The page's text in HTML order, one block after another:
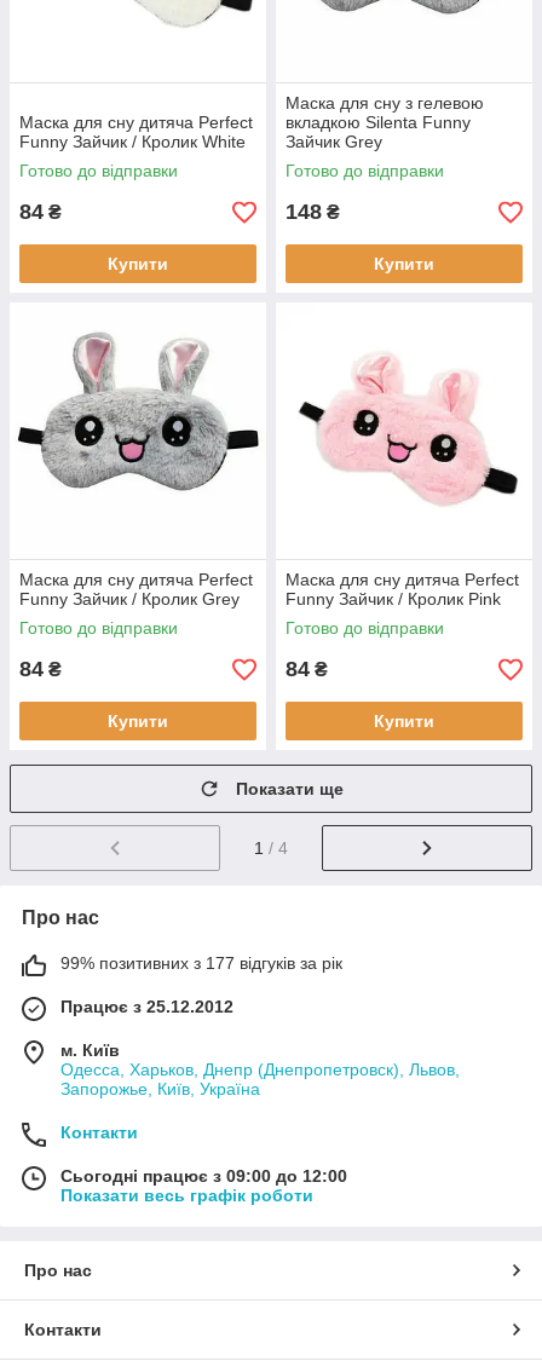
Маска для сну дитяча Perfect
Funny Зайчик / Кролик White
Готово до відправки
84 ₴
Купити
Маска для сну з гелевою
вкладкою Silenta Funny
Зайчик Grey
Готово до відправки
148 ₴
Купити
Маска для сну дитяча Perfect
Funny Зайчик / Кролик Grey
Готово до відправки
84 ₴
Купити
Маска для сну дитяча Perfect
Funny Зайчик / Кролик Pink
Готово до відправки
84 ₴
Купити
Показати ще
1 / 4
Про нас
99% позитивних з 177 відгуків за рік
Працює з 25.12.2012
м. Київ
Одесса, Харьков, Днепр (Днепропетровск), Львов,
Запорожье, Київ, Україна
Контакти
Сьогодні працює з 09:00 до 12:00
Показати весь графік роботи
Про нас
Контакти